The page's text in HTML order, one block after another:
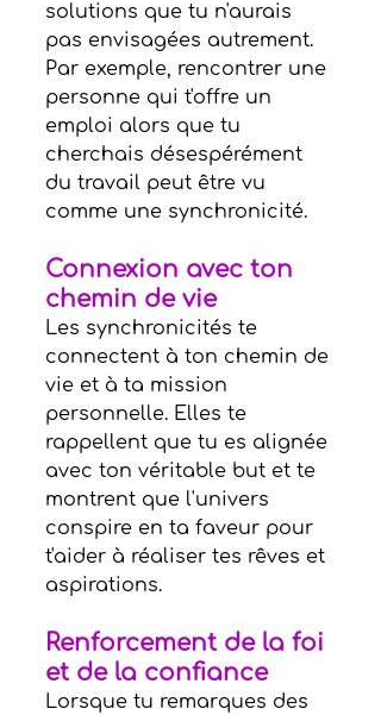
solutions que tu n'aurais
pas envisagées autrement.
Par exemple, rencontrer une
personne qui t'offre un
emploi alors que tu
cherchais désespérément
du travail peut être vu
comme une synchronicité.
Connexion avec ton
chemin de vie
Les synchronicités te
connectent à ton chemin de
vie et à ta mission
personnelle. Elles te
rappellent que tu es alignée
avec ton véritable but et te
montrent que l'univers
conspire en ta faveur pour
t'aider à réaliser tes rêves et
aspirations.
Renforcement de la foi
et de la confiance
Lorsque tu remarques des